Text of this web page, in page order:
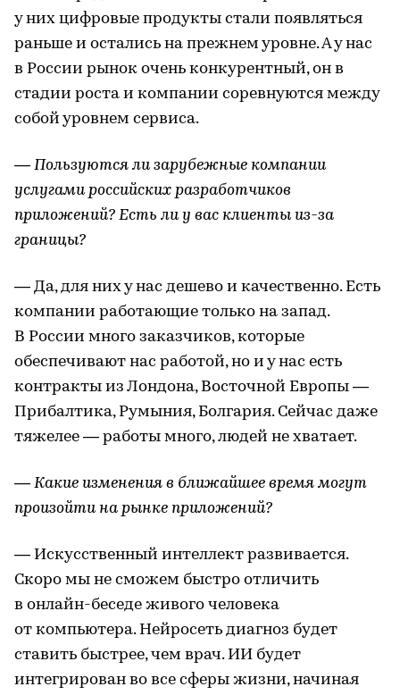
у них цифровые продукты стали появляться
раньше и остались на прежнем уровне. А у нас
в России рынок очень конкурентный, он в
стадии роста и компании соревнуются между
собой уровнем сервиса.
— Пользуются ли зарубежные компании
услугами российских разработчиков
приложений? Есть ли у вас клиенты из-за
границы?
— Да, для них у нас дешево и качественно. Есть
компании работающие только на запад.
В России много заказчиков, которые
обеспечивают нас работой, но и у нас есть
контракты из Лондона, Восточной Европы —
Прибалтика, Румыния, Болгария. Сейчас даже
тяжелее — работы много, людей не хватает.
— Какие изменения в ближайшее время могут
произойти на рынке приложений?
— Искусственный интеллект развивается.
Скоро мы не сможем быстро отличить
в онлайн-беседе живого человека
от компьютера. Нейросеть диагноз будет
ставить быстрее, чем врач. ИИ будет
интегрирован во все сферы жизни, начиная